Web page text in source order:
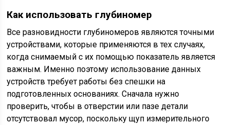
Как использовать глубиномер
Все разновидности глубиномеров являются точными
устройствами, которые применяются в тех случаях,
когда снимаемый с их помощью показатель является
важным. Именно поэтому использование данных
устройств требует работы без спешки на
подготовленных основаниях. Сначала нужно
проверить, чтобы в отверстии или пазе детали
отсутствовал мусор, поскольку щуп измерительного